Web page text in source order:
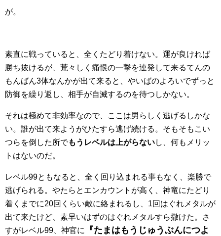
が。
素直に戦っていると、全くたどり着けない。運が良ければ
勝ち抜けるが、荒々しく痛恨の一撃を連発して来るてんの
もんばん3体なんかが出て来ると、やいばのよろいでずっと
防御を繰り返し、相手が自滅するのを待つしかない。
それは極めて非効率なので、ここは男らしく逃げるしかな
い。誰が出て来ようがひたすら逃げ続ける。そもそもこい
つらを倒した所でもうレベルは上がらないし、何もメリッ
トはないのだ。
レベル99ともなると、全く回り込まれる事もなく、楽勝で
逃げられる。やたらとエンカウントが高く、神竜にたどり
着くまでに20回くらい敵に絡まれるし、1回はぐれメタルが
出て来たけど、素早いはずのはぐれメタルすら撒けた。さ
すがレベル99、神官に
『たまはもうじゅうぶんにつよ